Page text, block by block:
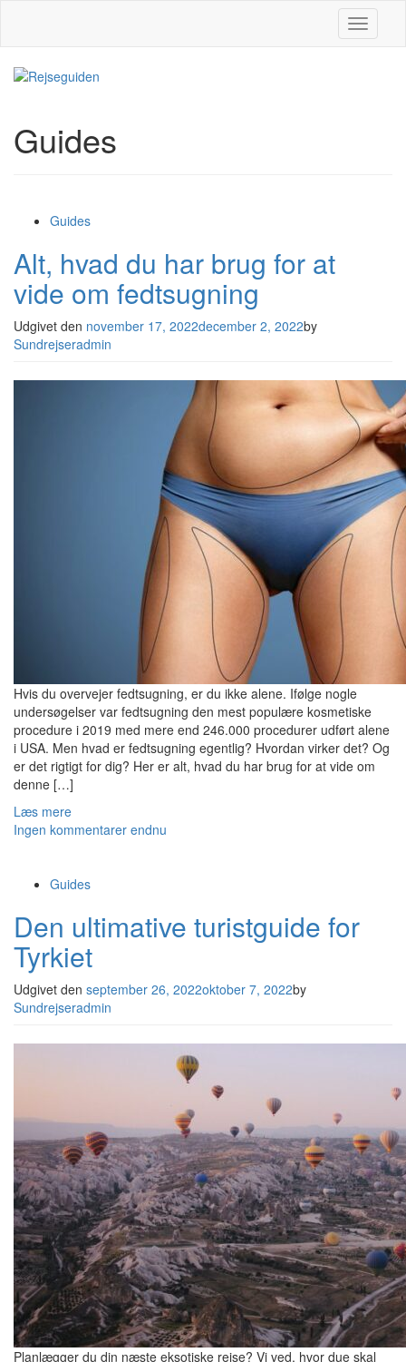
Slå
Guides
Guides
Alt, hvad du har brug for at
vide om fedtsugning
Udgivet den november 17, 2022december 2, 2022by
Sundrejseradmin
Hvis du overvejer fedtsugning, er du ikke alene. Ifølge nogle
undersøgelser var fedtsugning den mest populære kosmetiske
procedure i 2019 med mere end 246.000 procedurer udført alene
i USA. Men hvad er fedtsugning egentlig? Hvordan virker det? Og
er det rigtigt for dig? Her er alt, hvad du har brug for at vide om
denne […]
Læs mere
Ingen kommentarer endnu
Guides
Den ultimative turistguide for
Tyrkiet
Udgivet den september 26, 2022oktober 7, 2022by
Sundrejseradmin
Planlægger du din næste eksotiske rejse? Vi ved, hvor due skal